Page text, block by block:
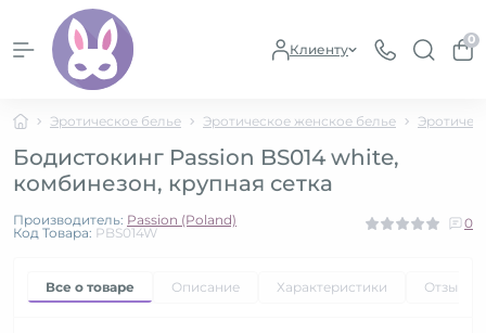
Клиенту
0
Эротическое белье Эротическое женское белье
Бодистокинг Passion BS014 white,
комбинезон, крупная сетка
Производитель: Passion (Poland)
Код Товара: PBS014W
0
Все о товаре Описание Характеристики Отзывы